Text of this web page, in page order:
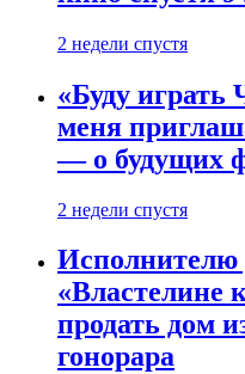
2 недели спустя
«Буду играть
меня
— о будущих
2 недели спустя
Исполнителю
«Властелине
продать дом
гонорара